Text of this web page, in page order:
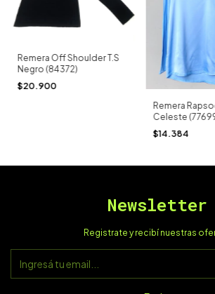
Remera Off Shoulder T.S
Negro (84372)
$20.900
Remera
Celeste
$14.384
Newsletter
Registrate y recibí nuestras